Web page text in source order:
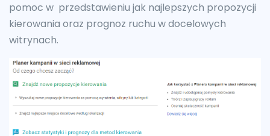
pomoc w przedstawieniu jak najlepszych propozycji
kierowania oraz prognoz ruchu w docelowych
witrynach.